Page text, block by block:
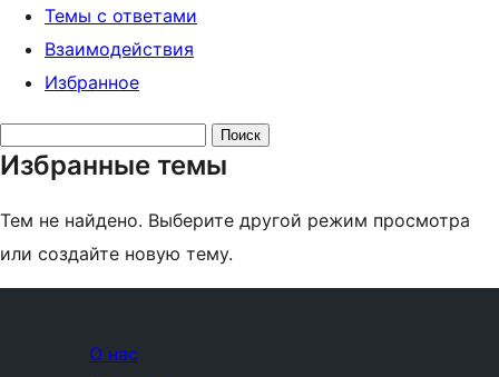
Темы с ответами
Взаимодействия
Избранное
тем:
Избранные темы
Тем не найдено. Выберите другой режим просмотра
или создайте новую тему.
О нас